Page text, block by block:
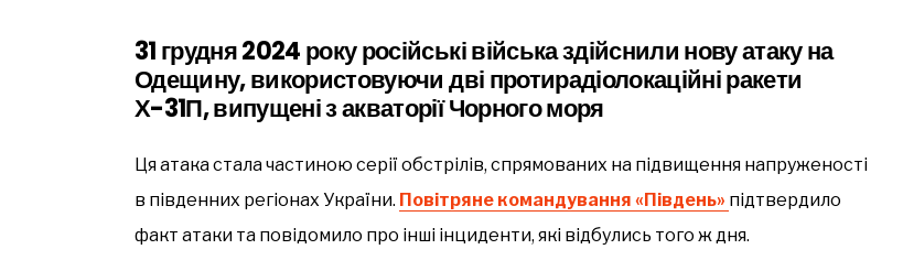
31 грудня 2024 року російські війська здійснилинову атаку на
Одещину, використовуючи дві протирадіолокаційні ракети
Х-31П, випущені з акваторії Чорного моря
Ця атака стала частиною серії обстрілів, спрямованих на підвищення напруженості
в південних регіонах України. Повітряне командування «Південь» підтвердило
факт атаки та повідомило про інші інциденти, які відбулись того ж дня.